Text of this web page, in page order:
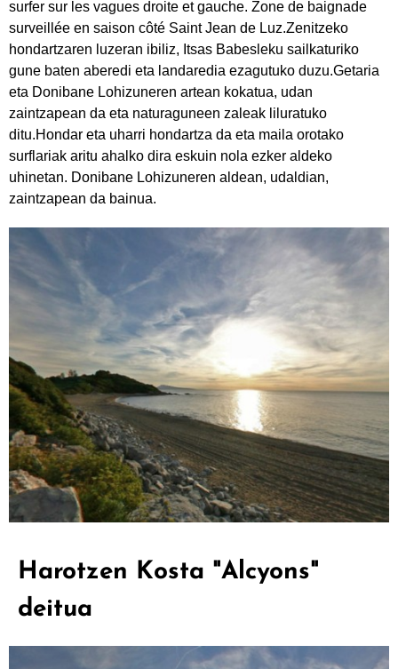
surfer sur les vagues droite et gauche. Zone de baignade
surveillée en saison côté Saint Jean de Luz.Zenitzeko
hondartzaren luzeran ibiliz, Itsas Babesleku sailkaturiko
gune baten aberedi eta landaredia ezagutuko duzu.Getaria
eta Donibane Lohizuneren artean kokatua, udan
zaintzapean da eta naturaguneen zaleak liluratuko
ditu.Hondar eta uharri hondartza da eta maila orotako
surflariak aritu ahalko dira eskuin nola ezker aldeko
uhinetan. Donibane Lohizuneren aldean, udaldian,
zaintzapean da bainua.
Harotzen Kosta "Alcyons"
deitua